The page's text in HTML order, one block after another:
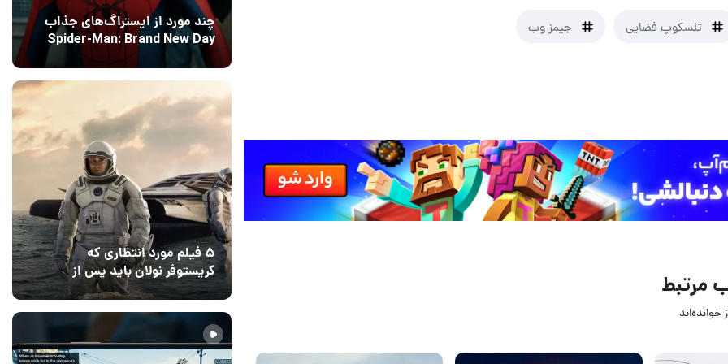
تلسکوپ فضایی جیمز وب
مرتبط
خوانده‌اند
چند مورد از ایستراگ‌های جذاب
Spider-Man: Brand New Day
فاش شدند
5
۵ فیلم مورد انتظاری که
کریستوفر نولان باید پس از
ادیسه بسازد
2 12 مرداد 1405